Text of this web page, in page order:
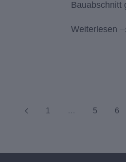
Bauabschnitt
Weiterlesen
1 … 5 6